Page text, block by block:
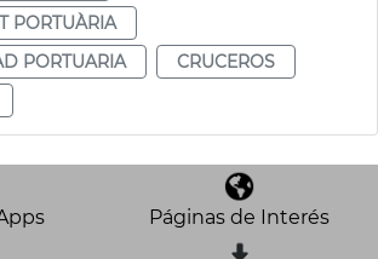
PORTUÀRIA
PORTUARIA
CRUCEROS
Páginas de Interés